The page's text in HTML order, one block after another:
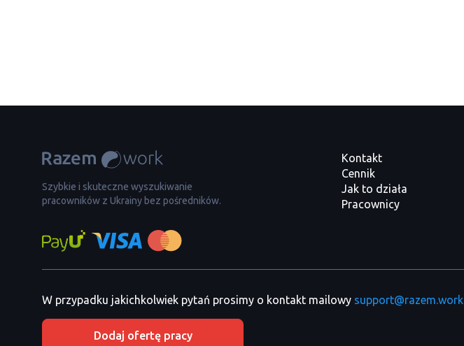
Szybkie i skuteczne wyszukiwanie
pracowników z Ukrainy bez pośredników.
Kontakt
Cennik
Jak to działa
Pracownicy
W przypadku jakichkolwiek pytań prosimy o kontakt mailowy support@razem.work
Dodaj ofertę pracy